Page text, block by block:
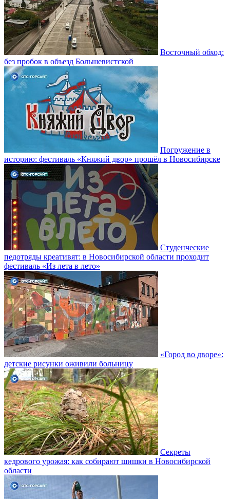
Восточный обход:
без пробок в объезд Большевистской
Погружение в
историю: фестиваль «Княжий двор» прошёл в Новосибирске
Студенческие
педотряды креативят: в Новосибирской области проходит
фестиваль «Из лета в лето»
«Город во дворе»:
детские рисунки оживили больницу
Секреты
кедрового урожая: как собирают шишки в Новосибирской
области